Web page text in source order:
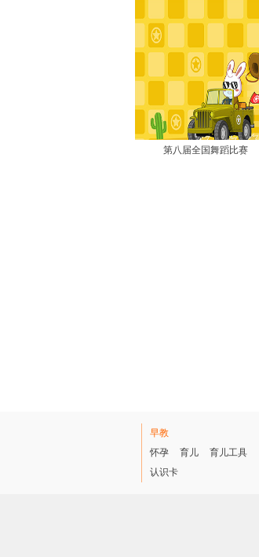
第八届全国舞蹈比赛
早教
怀孕
育儿
育儿工具
认识卡